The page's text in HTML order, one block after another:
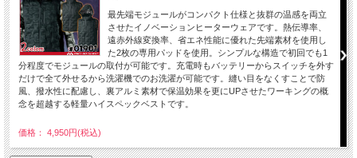
最先端モジュールがコンパクト仕様と抜群の温感を両立
させたイノベーションヒーターウェアです。熱伝導率、
遠赤外線変換率、省エネ性能に優れた先端素材を使用し
た2枚の専用パッドを使用。シンプルな構造で初回でも1
分程度でモジュールの取付が可能です。充電時もバッテリーからスイッチを外す
だけで全て外せるから洗濯機でのお洗濯が可能です。縫い目をなくすことで防
風、撥水性に配慮し、裏アルミ素材で保温効果を更にUPさせたワーキングの概
念を超越する軽量ハイスペックベストです。
価格： 4,950円(税込)